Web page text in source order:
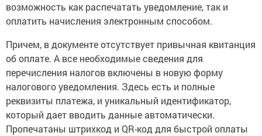
возможность как распечатать уведомление, так и
оплатить начисления электронным способом.
Причем, в документе отсутствует привычная квитанция
об оплате. А все необходимые сведения для
перечисления налогов включены в новую форму
налогового уведомления. Здесь есть и полные
реквизиты платежа, и уникальный идентификатор,
который дает вводить данные автоматически.
Пропечатаны штрихкод и QR-код для быстрой оплаты